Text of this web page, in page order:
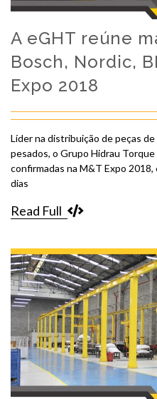
A eGHT reúne
Bosch, Nordic,
Expo 2018
Líder na distribuição de peças
pesados, o Grupo Hidrau
confirmadas na M&T Expo
dias
Read Full